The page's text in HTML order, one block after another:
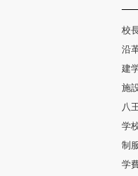
校
沿
建
施
八
学
制
学